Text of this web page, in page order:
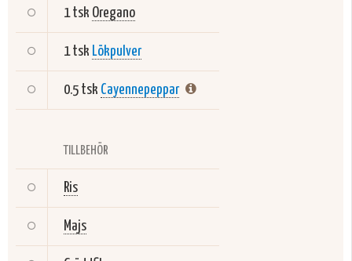
1 tsk Oregano
1 tsk Lökpulver
0.5 tsk Cayennepeppar
TILLBEHÖR
Ris
Majs